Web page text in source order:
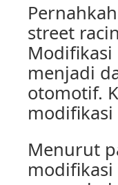
street
menjadi
otomotif.
Menurut